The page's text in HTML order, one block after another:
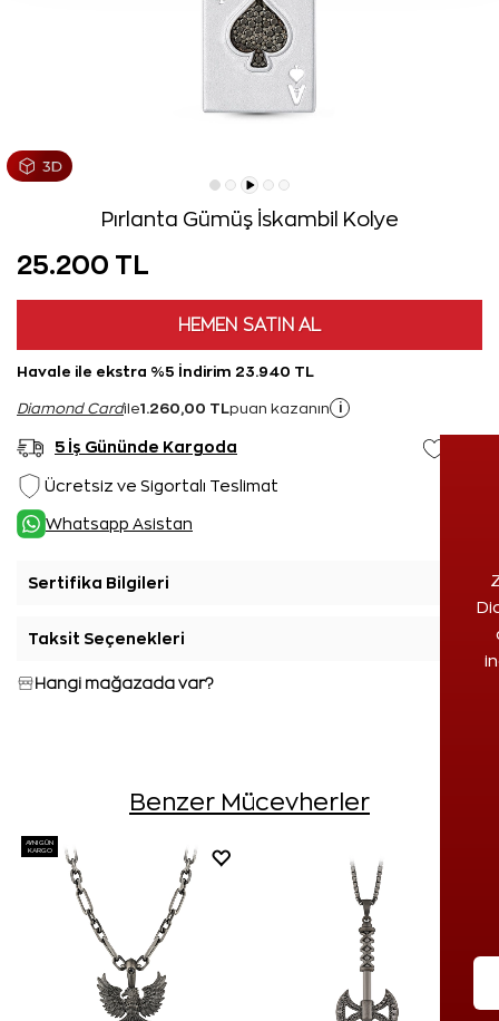
Pırlanta Gümüş İskambil Kolye
25.200 TL
HEMEN SATIN AL
Havale ile ekstra %5 İndirim 23.940 TL
Diamond Cardile1.260,00 TL puan kazanın i
5 İş Gününde Kargoda
Ücretsiz ve Sigortalı Teslimat
Whatsapp Asistan
Sertifika Bilgileri
Taksit Seçenekleri
Hangi mağazada var?
Benzer Mücevherler
AYNI GÜN
KARGO